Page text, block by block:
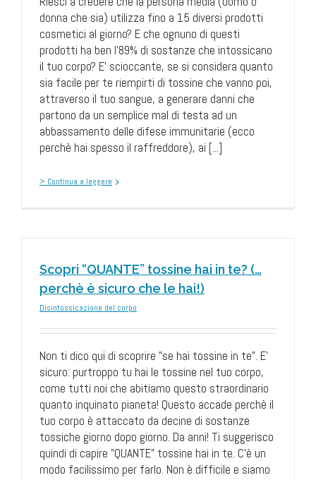
donna che sia) utilizza fino a 15 diversi prodotti
cosmetici al giorno? E che ognuno di questi
prodotti ha ben l'89% di sostanze che intossicano
il tuo corpo? E' scioccante, se si considera quanto
sia facile per te riempirti di tossine che vanno poi,
attraverso il tuo sangue, a generare danni che
partono da un semplice mal di testa ad un
abbassamento delle difese immunitarie (ecco
perchè hai spesso il raffreddore), ai [...]
> Continua a leggere
Scopri “QUANTE” tossine hai in te? (…
perchè è sicuro che le hai!)
Disintossicazione del corpo
Non ti dico qui di scoprire "se hai tossine in te". E'
sicuro: purtroppo tu hai le tossine nel tuo corpo,
come tutti noi che abitiamo questo straordinario
quanto inquinato pianeta! Questo accade perchè il
tuo corpo è attaccato da decine di sostanze
tossiche giorno dopo giorno. Da anni! Ti suggerisco
quindi di capire "QUANTE" tossine hai in te. C'è un
modo facilissimo per farlo. Non è difficile e siamo